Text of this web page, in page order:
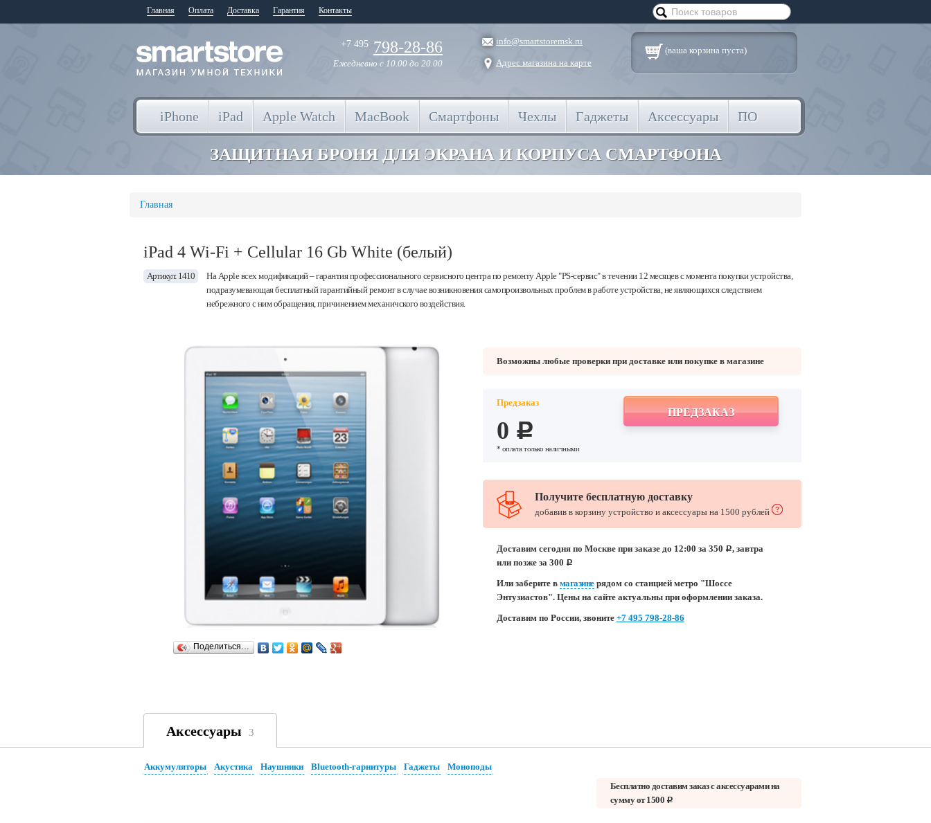
Главная Оплата Доставка Гарантия Контакты
+7 495 798-28-86
Ежедневно с 10.00 до 20.00
info@smartstoremsk.ru
Адрес магазина на карте
(ваша корзина пуста)
iPhone iPad Apple Watch MacBook Смартфоны Чехлы Гаджеты Аксессуары ПО
ЗАЩИТНАЯ БРОНЯ ДЛЯ ЭКРАНА И КОРПУСА СМАРТФОНА
Главная
iPad 4 Wi-Fi + Cellular 16 Gb White (белый)
Артикул: 1410
На Apple всех модификаций – гарантия профессионального сервисного центра по ремонту Apple "PS-сервис" в течении 12 месяцев с момента покупки устройства,
подразумевающая бесплатный гарантийный ремонт в случае возникновения самопроизвольных проблем в работе устройства, не являющихся следствием
небрежного с ним обращения, причинением механичского воздействия.
Поделиться…
Возможны любые проверки при доставке или покупке в магазине
Предзаказ
0 c
* оплата только наличными
ПРЕДЗАКАЗ
Получите бесплатную доставку
добавив в корзину устройство и аксессуары на 1500 рублей
Доставим сегодня по Москве при заказе до 12:00 за 350 c, завтра
или позже за 300 c
Или заберите в магазинерядом со станцией метро "Шоссе
Энтузиастов". Цены на сайте актуальны при оформлении заказа.
Доставим по России, звоните +7 495 798-28-86
Аксессуары 3
Аккумуляторы Акустика Наушники Bluetooth-гарнитуры Гаджеты
Моноподы
Бесплатно доставим заказ с аксессуарами на
сумму от 1500 c